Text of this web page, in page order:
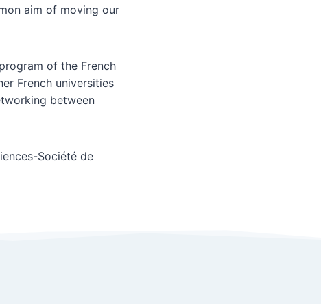
aim of moving our
of the French
French universities
between
Société de